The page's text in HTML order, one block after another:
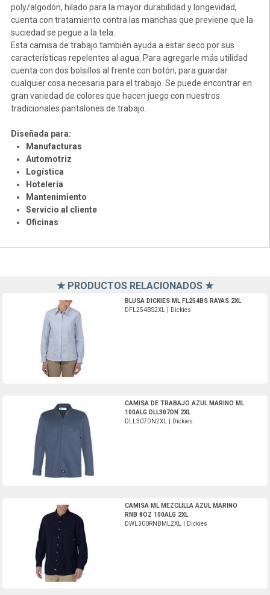
poly/algodón, hilado para la mayor durabilidad y longevidad,
cuenta con tratamiento contra las manchas que previene que la
suciedad se pegue a la tela.
Esta camisa de trabajo también ayuda a estar seco por sus
características repelentes al agua. Para agregarle más utilidad
cuenta con dos bolsillos al frente con botón, para guardar
cualquier cosa necesaria para el trabajo. Se puede encontrar en
gran variedad de colores que hacen juego con nuestros
tradicionales pantalones de trabajo.
Diseñada para:
Manufacturas
Automotriz
Logística
Hotelería
Mantenimiento
Servicio al cliente
Oficinas
★ PRODUCTOS RELACIONADOS ★
BLUSA DICKIES ML FL254BS RAYAS 2XL
DFL254BS2XL | Dickies
CAMISA DE TRABAJO AZUL MARINO ML
100ALG DLL307DN 2XL
DLL307DN2XL | Dickies
CAMISA ML MEZCLILLA AZUL MARINO
RNB 8OZ 100ALG 2XL
DWL300RNBML2XL | Dickies